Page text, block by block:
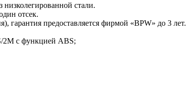
стали.
отсек.
гарантия предоставляется фирмой «BPW» до 3 лет.
2M с функцией ABS;